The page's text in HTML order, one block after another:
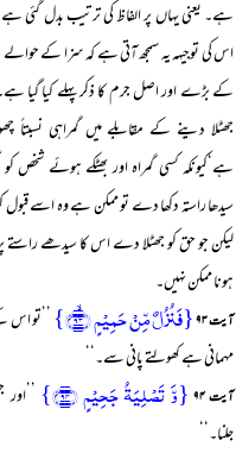
ہے۔ یعنی یہاں پر الفاظ کی ترتیب بدل گئی
اس کی توجیہہ یہ سمجھ آتی ہے کہ سزا کے
کے بڑے اور اصل جرم کا ذکر پہلے کیا گیا
جھٹلا دینے کے مقابلے میں گمراہی نسبتاً
ہے‘کیونکہ کسی گمراہ اور بھٹکے ہوئے شخص کو
سیدھا راستہ دکھا دے تو ممکن ہے وہ اسے
لیکن جو حق کو جھٹلا دے اس کا سیدھے راستے
ہونا ممکن نہیں۔
آیت ۹۳ {فَنُزُلٌ مِّنۡ حَمِیۡمٍ ﴿ۙ۹۳﴾}
’’تو
مہمانی ہے کھولتے پانی سے۔‘‘
آیت ۹۴ {وَّ تَصۡلِیَۃُ جَحِیۡمٍ ﴿۹۴﴾}
جلنا۔‘‘